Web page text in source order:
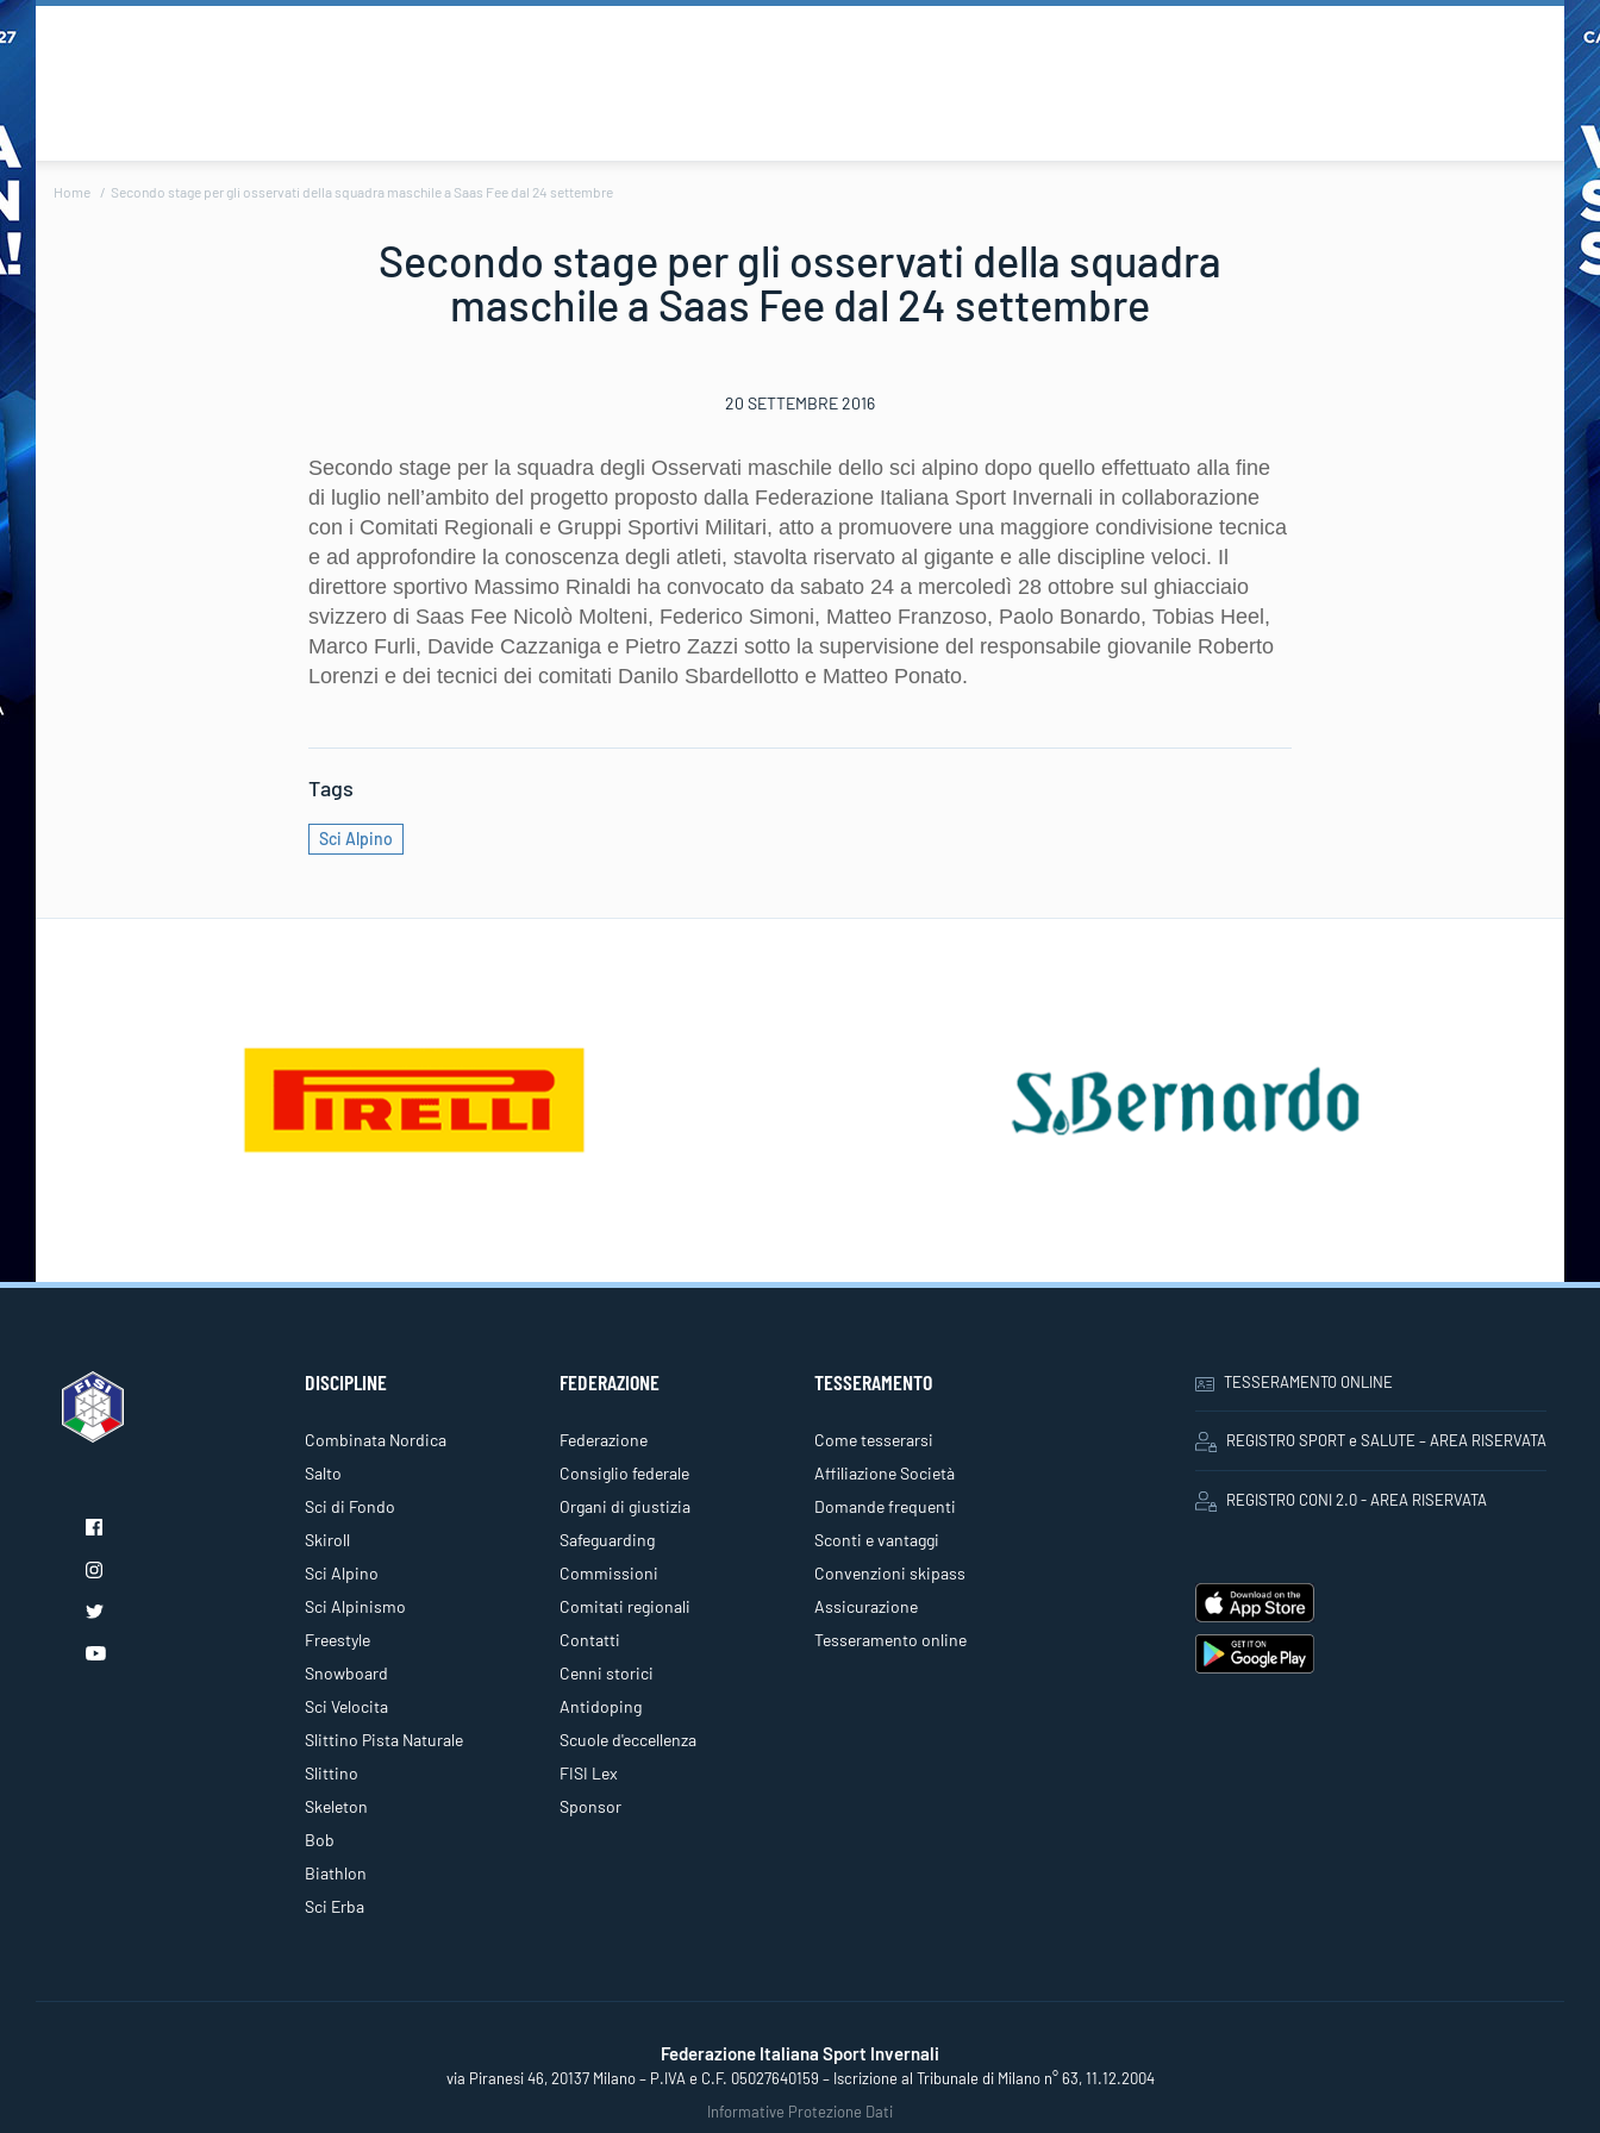
Home Secondo stage per gli osservati della squadra maschile a Saas Fee dal 24 settembre
Secondo stage per gli osservati della squadra
maschile a Saas Fee dal 24 settembre
20 SETTEMBRE 2016
Secondo stage per la squadra degli Osservati maschile dello sci alpino dopo quello effettuato alla fine
di luglio nell’ambito del progetto proposto dalla Federazione Italiana Sport Invernali in collaborazione
con i Comitati Regionali e Gruppi Sportivi Militari, atto a promuovere una maggiore condivisione tecnica
e ad approfondire la conoscenza degli atleti, stavolta riservato al gigante e alle discipline veloci. Il
direttore sportivo Massimo Rinaldi ha convocato da sabato 24 a mercoledì 28 ottobre sul ghiacciaio
svizzero di Saas Fee Nicolò Molteni, Federico Simoni, Matteo Franzoso, Paolo Bonardo, Tobias Heel,
Marco Furli, Davide Cazzaniga e Pietro Zazzi sotto la supervisione del responsabile giovanile Roberto
Lorenzi e dei tecnici dei comitati Danilo Sbardellotto e Matteo Ponato.
Tags
Sci Alpino
DISCIPLINE
Combinata Nordica
Salto
Sci di Fondo
Skiroll
Sci Alpino
Sci Alpinismo
Freestyle
Snowboard
Sci Velocita
Slittino Pista Naturale
Slittino
Skeleton
Bob
Biathlon
Sci Erba
FEDERAZIONE
Federazione
Consiglio federale
Organi di giustizia
Safeguarding
Commissioni
Comitati regionali
Contatti
Cenni storici
Antidoping
Scuole d'eccellenza
FISI Lex
Sponsor
TESSERAMENTO
Come tesserarsi
Affiliazione Società
Domande frequenti
Sconti e vantaggi
Convenzioni skipass
Assicurazione
Tesseramento online
TESSERAMENTO ONLINE
REGISTRO SPORT e SALUTE – AREA RISERVATA
REGISTRO CONI 2.0 - AREA RISERVATA
Federazione Italiana Sport Invernali
via Piranesi 46, 20137 Milano – P.IVA e C.F. 05027640159 – Iscrizione al Tribunale di Milano n° 63, 11.12.2004
Informative Protezione Dati